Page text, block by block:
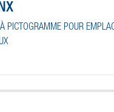
PICTOGRAMME POUR